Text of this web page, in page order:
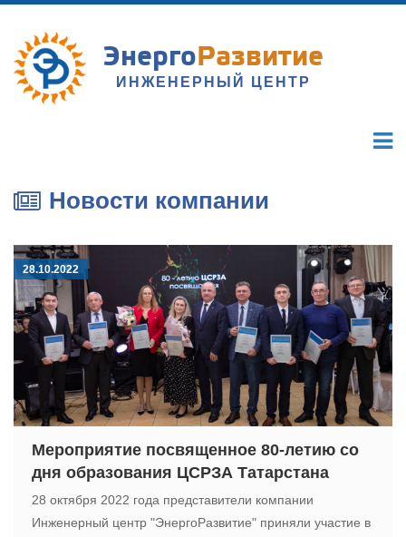
ЭнергоРазвитие
ИНЖЕНЕРНЫЙ ЦЕНТР
Новости компании
28.10.2022
Мероприятие посвященное 80-летию со
дня образования ЦСРЗА Татарстана
28 октября 2022 года представители компании
Инженерный центр "ЭнергоРазвитие" приняли участие в